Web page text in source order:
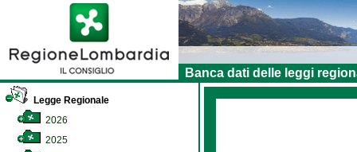
Banca dati delle leggi
Legge Regionale
2026
2025